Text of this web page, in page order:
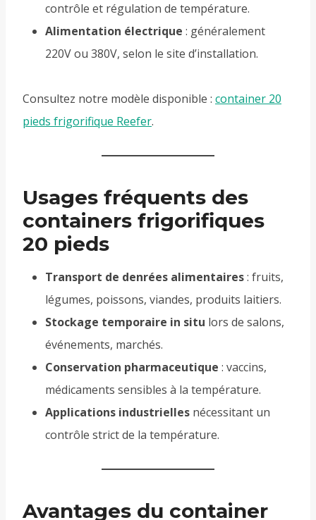
contrôle et régulation de température.
Alimentation électrique : généralement
220V ou 380V, selon le site d’installation.
Consultez notre modèle disponible : container 20
pieds frigorifique Reefer.
Usages fréquents des
containers frigorifiques
20 pieds
Transport de denrées alimentaires: fruits,
légumes, poissons, viandes, produits laitiers.
Stockage temporaire in situ lors de salons,
événements, marchés.
Conservation pharmaceutique : vaccins,
médicaments sensibles à la température.
Applications industrielles nécessitant un
contrôle strict de la température.
Avantages du container